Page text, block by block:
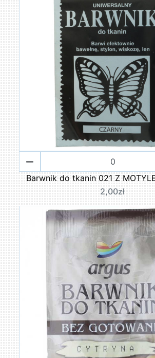
Barwnik do tkanin 021 Z
2,00zł